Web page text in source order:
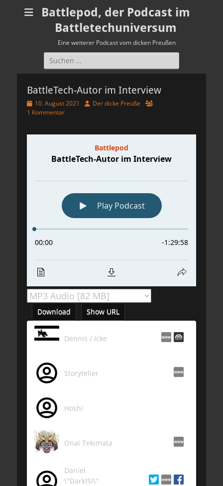
Battlepod, der Podcast im
Battletechuniversum
Eine weiterer Podcast vom dicken Preußen
Suchen
nach:
BattleTech-Autor im Interview
Veröffentlicht
am
10. August 2021 AutorDer dicke Preuße
1 Kommentar
Download Show URL
Dennis / Icke
Storyteller
Hoshi
Onai Tekimata
Daniel
\"DarkISI\"